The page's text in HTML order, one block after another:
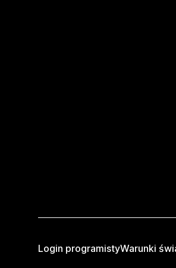
Login programistyWarunki